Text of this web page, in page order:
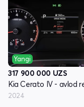
Yangi
317 900 000 UZS
2024